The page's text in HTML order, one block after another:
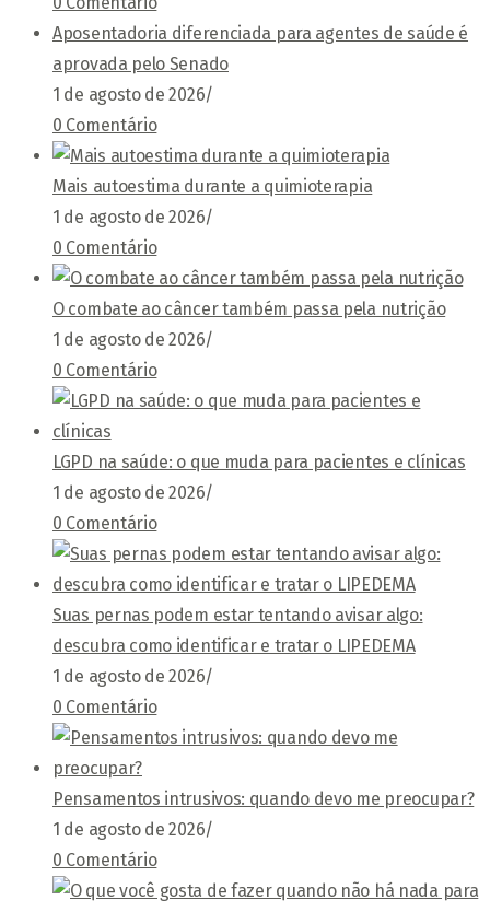
Aposentadoria diferenciada para agentes de saúde é
aprovada pelo Senado
1 de agosto de 2026/
0 Comentário
Mais autoestima durante a quimioterapia
1 de agosto de 2026/
0 Comentário
O combate ao câncer também passa pela nutrição
1 de agosto de 2026/
0 Comentário
LGPD na saúde: o que muda para pacientes e clínicas
1 de agosto de 2026/
0 Comentário
Suas pernas podem estar tentando avisar algo:
descubra como identificar e tratar o LIPEDEMA
1 de agosto de 2026/
0 Comentário
Pensamentos intrusivos: quando devo me preocupar?
1 de agosto de 2026/
0 Comentário